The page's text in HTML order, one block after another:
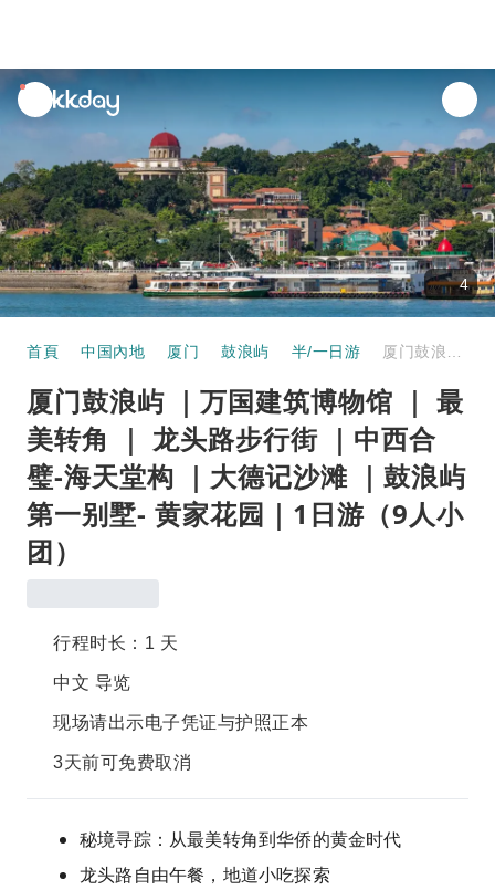
unread
notifications
4
首頁 中国內地 厦门 鼓浪屿 半/一日游
厦门鼓浪屿 ｜万国建筑博物馆 ｜ 最
美转角 ｜ 龙头路步行街 ｜中西合
璧-海天堂构 ｜大德记沙滩 ｜鼓浪屿
第一别墅- 黄家花园｜1日游（9人小
团）
行程时长：1 天
中文 导览
现场请出示电子凭证与护照正本
3天前可免费取消
秘境寻踪：从最美转角到华侨的黄金时代
龙头路自由午餐，地道小吃探索